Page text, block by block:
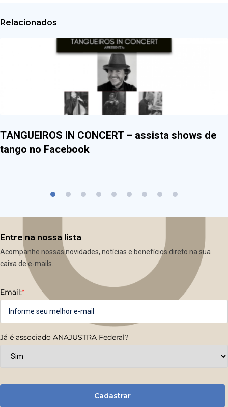
Relacionados
TANGUEIROS IN CONCERT – assista shows de
tango no Facebook
Entre na nossa lista
Acompanhe nossas novidades, notícias e benefícios direto na sua
caixa de e-mails.
Email:*
Já é associado ANAJUSTRA Federal?
Cadastrar